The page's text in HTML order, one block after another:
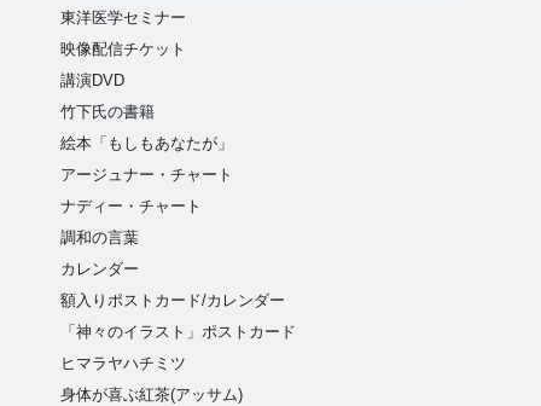
東洋医学セミナー
映像配信チケット
講演DVD
竹下氏の書籍
絵本「もしもあなたが」
アージュナー・チャート
ナディー・チャート
調和の言葉
カレンダー
額入りポストカード/カレンダー
「神々のイラスト」ポストカード
ヒマラヤハチミツ
身体が喜ぶ紅茶(アッサム)